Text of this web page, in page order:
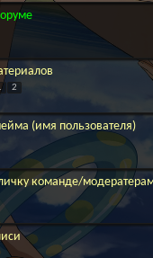
2
(имя пользователя)
команде/